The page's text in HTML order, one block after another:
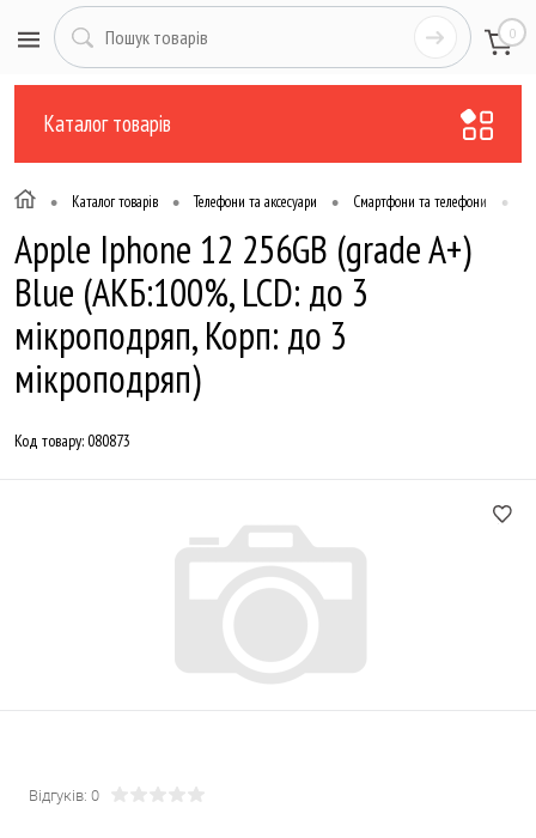
0
Каталог товарів
• Каталог товарів • Телефони та аксесуари • Смартфони та телефони •
Apple Iphone 12 256GB (grade A+)
Blue (АКБ:100%, LCD: до 3
мікроподряп, Корп: до 3
мікроподряп)
Код товару:080873
Відгуків: 0